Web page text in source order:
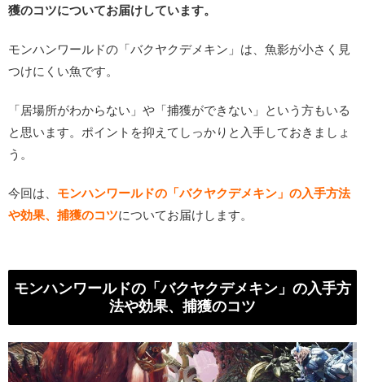
獲のコツについてお届けしています。
モンハンワールドの「バクヤクデメキン」は、魚影が小さく見
つけにくい魚です。
「居場所がわからない」や「捕獲ができない」という方もいる
と思います。ポイントを抑えてしっかりと入手しておきましょ
う。
今回は、 モンハンワールドの「バクヤクデメキン」の入手方法
や効果、捕獲のコツについてお届けします。
モンハンワールドの「バクヤクデメキン」の入手方
法や効果、捕獲のコツ